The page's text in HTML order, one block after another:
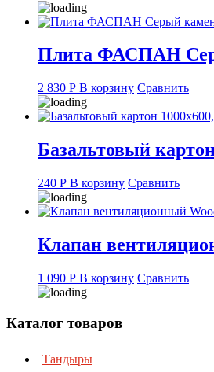
Плита ФАСПАН
2 830 Р В корзину Сравнить
Базальтовый
240 Р В корзину Сравнить
Клапан
1 090 Р В корзину Сравнить
Каталог товаров
Тандыры